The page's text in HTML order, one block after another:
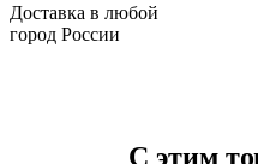
Доставка в любой
город России
С этим